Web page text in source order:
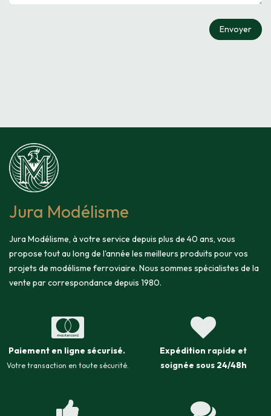
Envoyer
Jura Modélisme
Jura Modélisme, à votre service depuis plus de 40 ans, vous
propose tout au long de l'année les meilleurs produits pour vos
projets de modélisme ferroviaire. Nous sommes spécialistes de la
vente par correspondance depuis 1980.
Paiement en ligne sécurisé.
Votre transaction en toute sécurité.
Expédition rapide et
soignée sous 24/48h